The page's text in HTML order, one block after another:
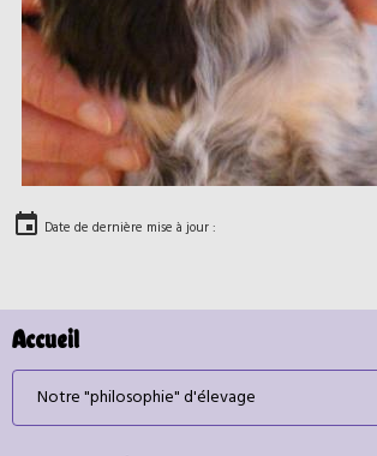
Date de dernière mise à jour :
Accueil
Notre "philosophie" d'élevage